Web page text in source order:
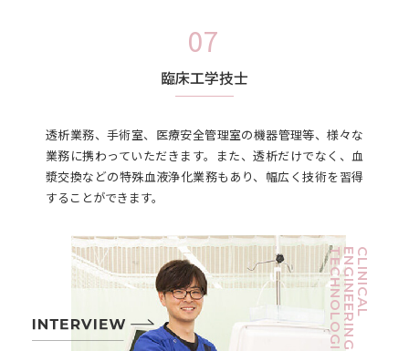
臨床工学技士
透析業務、手術室、医療安全管理室の機器管理等、様々な
業務に携わっていただきます。また、透析だけでなく、血
漿交換などの特殊血液浄化業務もあり、幅広く技術を習得
することができます。
CLINICAL
ENGINEERING
TECHNOLOGIST